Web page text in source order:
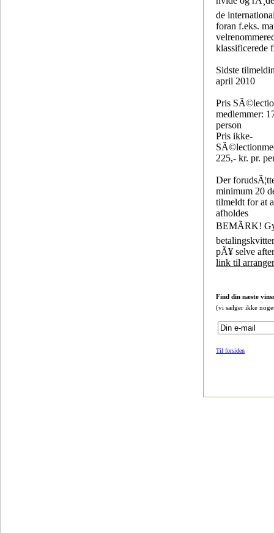
de
foran f.eks.
klassificerede
Sidste
april 2010
Pris
medlemmer:
person
Pris ikke-
225,- kr. pr.
Der
minimum 20
tilmeldt for at
afholdes
BEMÃRK!
pÃ¥ selve
link til
Find din næste
(vi sælger ikke
Til forsiden